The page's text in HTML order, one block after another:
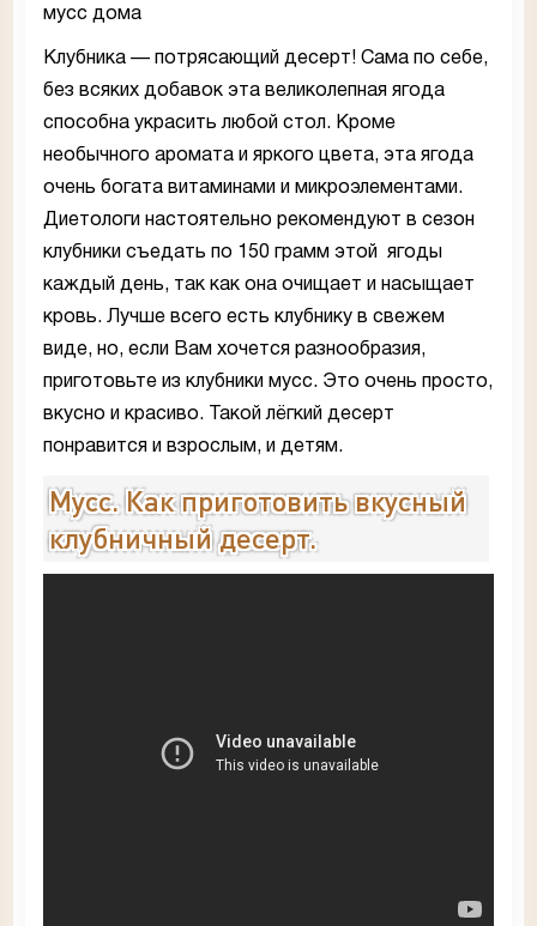
мусс дома
Клубника — потрясающий десерт! Сама по себе,
без всяких добавок эта великолепная ягода
способна украсить любой стол. Кроме
необычного аромата и яркого цвета, эта ягода
очень богата витаминами и микроэлементами.
Диетологи настоятельно рекомендуют в сезон
клубники съедать по 150 грамм этой ягоды
каждый день, так как она очищает и насыщает
кровь. Лучше всего есть клубнику в свежем
виде, но, если Вам хочется разнообразия,
приготовьте из клубники мусс. Это очень просто,
вкусно и красиво. Такой лёгкий десерт
понравится и взрослым, и детям.
Мусс. Как приготовить вкусный
клубничный десерт.